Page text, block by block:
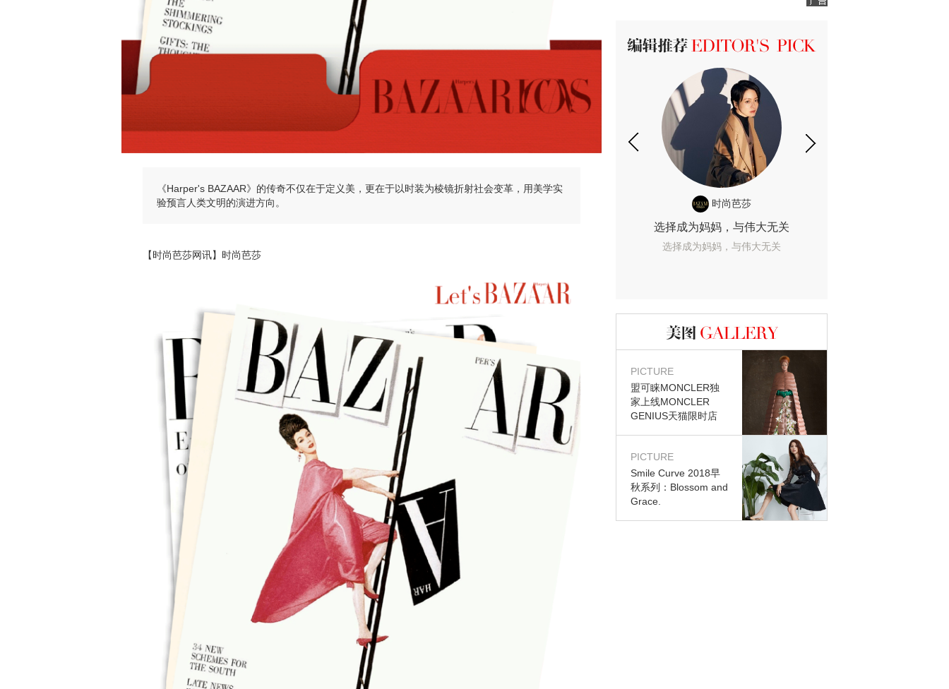
《Harper's BAZAAR》的传奇不仅在于定义美，更在于以时装为棱镜折射社会变革，用美学实
验预言人类文明的演进方向。
【时尚芭莎网讯】时尚芭莎
时尚芭莎
选择成为妈妈，与伟大无关
选择成为妈妈，与伟大无关
图库
PICTURE
盟可睐MONCLER独
家上线MONCLER
GENIUS天猫限时店
PICTURE
Smile Curve 2018早
秋系列：Blossom and
Grace.